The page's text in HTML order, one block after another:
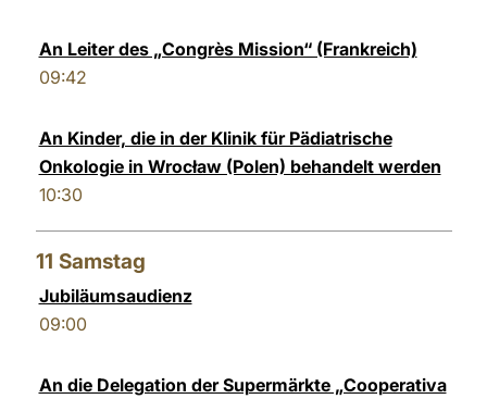
An Leiter des „Congrès Mission“ (Frankreich)
09:42
An Kinder, die in der Klinik für Pädiatrische
Onkologie in Wrocław (Polen) behandelt werden
10:30
11 Samstag
Jubiläumsaudienz
09:00
An die Delegation der Supermärkte „Cooperativa